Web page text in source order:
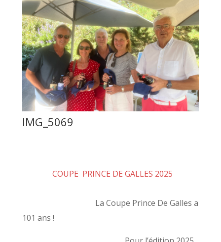
IMG_5069
COUPE PRINCE DE GALLES 2025
La Coupe Prince De Galles a
101 ans !